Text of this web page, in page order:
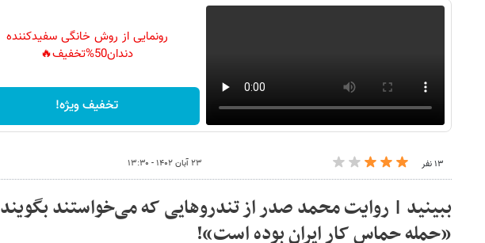
رونمایی از روش خانگی سفیدکننده
دندان50%تخفیف🔥
تخفیف ویژه!
۱۳ نفر ۲۳ آبان ۱۴۰۲ - ۱۳:۳۰
ببینید | روایت محمد صدر از تندروهایی که می‌خواستند بگویند
«حمله حماس کار ایران بوده است»!